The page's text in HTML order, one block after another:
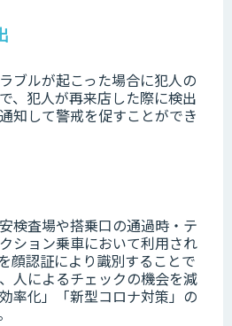
ブルが起こった場合に犯人の
、犯人が再来店した際に検出
知して警戒を促すことができ
検査場や搭乗口の通過時・テ
ション乗車において利用され
顔認証により識別することで
人によるチェックの機会を減
率化」「新型コロナ対策」の